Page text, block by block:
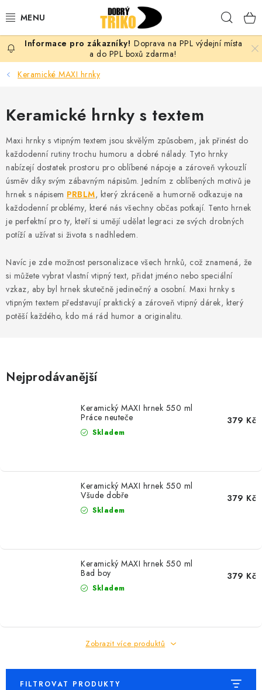
na
PRO ŽENY
PRO MUŽE
PRO DĚTI
DOPLŇKY
PRO PÁRY
VLASTNÍ MOTIV
TRIČKA
MIKINY
OKAMŽITĚ K ODBĚRU
VÁNOCE
PROVIZNÍ SYSTÉM
Zásady zpracování ochrany osobních údajů
Napište nám
Doprava na PPL výdejní místa
a do PPL boxů zdarma!
Keramické MAXI hrnky
Keramické hrnky s textem
Maxi hrnky s vtipným textem jsou skvělým způsobem, jak přinést do
každodenní rutiny trochu humoru a dobré nálady. Tyto hrnky
nabízejí dostatek prostoru pro oblíbené nápoje a zároveň vykouzlí
úsměv díky svým zábavným nápisům. Jedním z oblíbených motivů je
hrnek s nápisem PRBLM, který zkráceně a humorně odkazuje na
každodenní problémy, které nás všechny občas potkají. Tento hrnek
je perfektní pro ty, kteří si umějí udělat legraci ze svých drobných
potíží a užívat si života s nadhledem.
Navíc je zde možnost personalizace všech hrnků, což znamená, že
si můžete vybrat vlastní vtipný text, přidat jméno nebo speciální
vzkaz, aby byl hrnek skutečně jedinečný a osobní. Maxi hrnky s
vtipným textem představují praktický a zároveň vtipný dárek, který
potěší každého, kdo má rád humor a originalitu.
Nejprodávanější
Keramický MAXI hrnek 550 ml
Práce neuteče
Skladem
379 Kč
Keramický MAXI hrnek 550 ml
Všude dobře
Skladem
379 Kč
Keramický MAXI hrnek 550 ml
Bad boy
Skladem
379 Kč
Zobrazit více produktů
FILTROVAT PRODUKTY